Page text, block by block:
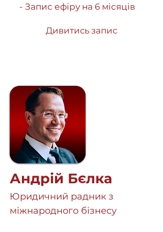
- Запис ефіру на 6 місяців
Дивитись запис
Андрій Бєлка
Юридичний радник з
міжнародного бізнесу